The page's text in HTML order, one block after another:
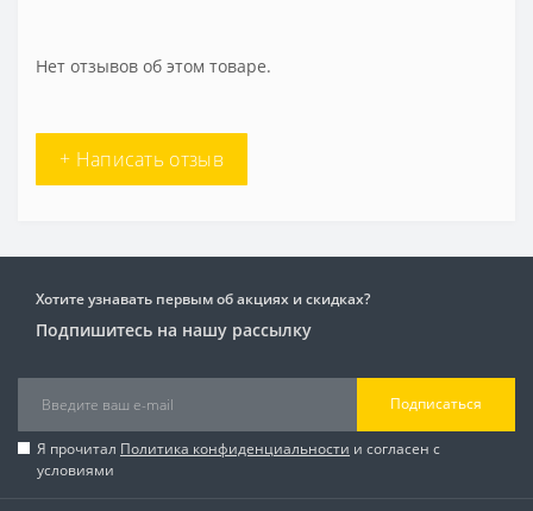
Нет отзывов об этом товаре.
+ Написать отзыв
Хотите узнавать первым об акциях и скидках?
Подпишитесь на нашу рассылку
Подписаться
Я прочитал Политика конфиденциальности и согласен с
условиями